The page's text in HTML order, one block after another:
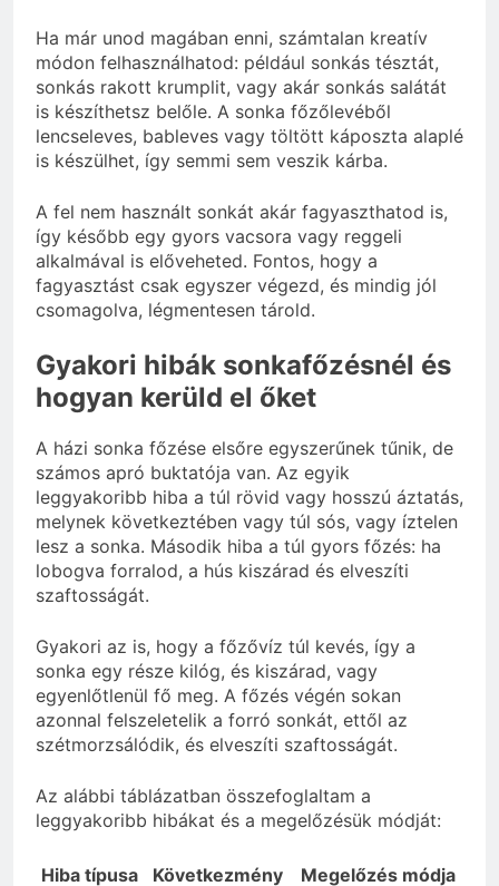
Ha már unod magában enni, számtalan kreatív
módon felhasználhatod: például sonkás tésztát,
sonkás rakott krumplit, vagy akár sonkás salátát
is készíthetsz belőle. A sonka főzőlevéből
lencseleves, bableves vagy töltött káposzta alaplé
is készülhet, így semmi sem veszik kárba.
A fel nem használt sonkát akár fagyaszthatod is,
így később egy gyors vacsora vagy reggeli
alkalmával is előveheted. Fontos, hogy a
fagyasztást csak egyszer végezd, és mindig jól
csomagolva, légmentesen tárold.
Gyakori hibák sonkafőzésnél és
hogyan kerüld el őket
A házi sonka főzése elsőre egyszerűnek tűnik, de
számos apró buktatója van. Az egyik
leggyakoribb hiba a túl rövid vagy hosszú áztatás,
melynek következtében vagy túl sós, vagy íztelen
lesz a sonka. Második hiba a túl gyors főzés: ha
lobogva forralod, a hús kiszárad és elveszíti
szaftosságát.
Gyakori az is, hogy a főzővíz túl kevés, így a
sonka egy része kilóg, és kiszárad, vagy
egyenlőtlenül fő meg. A főzés végén sokan
azonnal felszeletelik a forró sonkát, ettől az
szétmorzsálódik, és elveszíti szaftosságát.
Az alábbi táblázatban összefoglaltam a
leggyakoribb hibákat és a megelőzésük módját:
Hiba típusa Következmény Megelőzés módja